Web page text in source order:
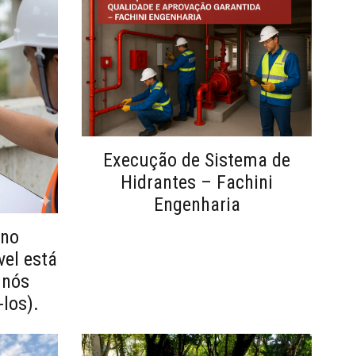
está
Execução de Sistema de
Hidrantes – Fachini
Engenharia